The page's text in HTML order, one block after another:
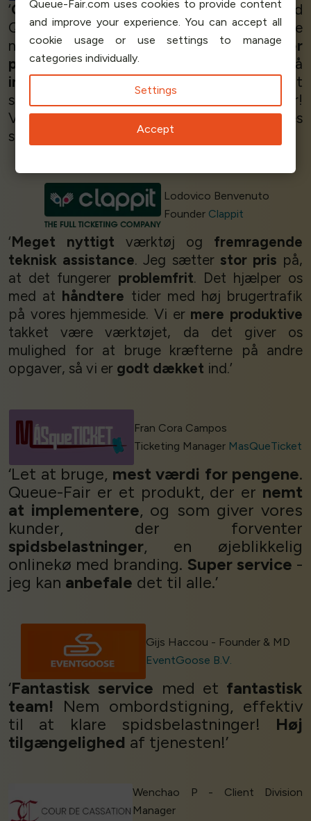
‘Genialt!Vi er meget glade og tilfredse med
Queue-Fair, det ervidunderligtat have dette
niveau af support. Tjenesten fungerer
perfekt- vi solgte tusindvis af billetter på
ingen tid, og Queue-Fair hjalp os med at
styre trafikken under høje spidsbelastninger!
Vianbefalerogså Queue-Fair til vores
servicepartnere. Jeg ervirkelig glad!
Lodovico Benvenuto
Founder Clappit
‘Meget nyttigt værktøj og fremragende
teknisk assistance. Jeg sætter stor pris på,
at det fungerer problemfrit. Det hjælper os
med at håndtere tider med høj brugertrafik
på vores hjemmeside. Vi er mere produktive
takket være værktøjet, da det giver os
mulighed for at bruge kræfterne på andre
opgaver, så vi er godt dækket ind.’
Fran Cora Campos
Ticketing Manager MasQueTicket
‘Let at bruge, mest værdi for pengene.
Queue-Fair er et produkt, der er nemt
at implementere, og som giver vores
kunder, der forventer
spidsbelastninger, en øjeblikkelig
onlinekø med branding. Super service -
jeg kan anbefale det til alle.’
Gijs Haccou - Founder & MD
EventGoose B.V.
‘Fantastisk service med et fantastisk
team! Nem ombordstigning, effektiv
til at klare spidsbelastninger! Høj
tilgængelighed af tjenesten!’
Wenchao P - Client Division
Manager